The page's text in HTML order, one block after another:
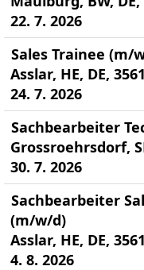
22. 7. 2026
Sales Trainee (m/
Asslar, HE, DE,
24. 7. 2026
Sachbearbeiter
Grossroehrsdorf,
30. 7. 2026
Sachbearbeiter
(m/w/d)
Asslar, HE, DE,
4. 8. 2026